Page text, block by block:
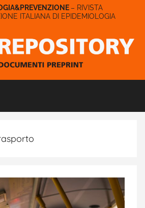
– RIVISTA
ITALIANA DI EPIDEMIOLOGIA